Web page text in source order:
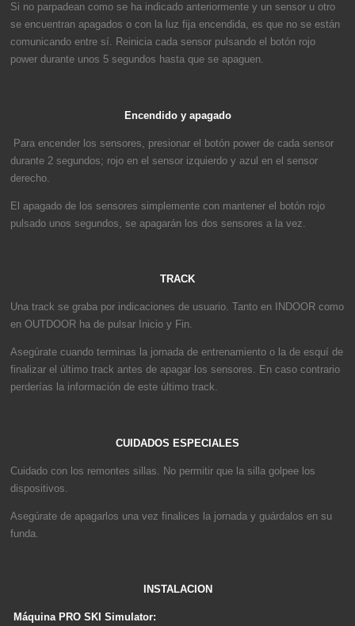
Si no parpadean como se ha indicado anteriormente y un sensor u otro
se encuentran apagados o con la luz fija encendida, es que no se están
comunicando entre sí. Reinicia cada sensor pulsando el botón rojo
power durante unos 5 segundos hasta que se apaguen.
Encendido y apagado
Para encender los sensores, presionar el botón power de cada sensor
durante 2 segundos; rojo en el sensor izquierdo y azul en el sensor
derecho.
El apagado de los sensores simplemente con mantener el botón rojo
pulsado unos segundos, se apagarán los dos sensores a la vez.
TRACK
Una track se graba por indicaciones de usuario. Tanto en INDOOR como
en OUTDOOR ha de pulsar Inicio y Fin.
Asegúrate cuando terminas la jornada de entrenamiento o la de esquí de
finalizar el último track antes de apagar los sensores. En caso contrario
perderías la información de este último track.
CUIDADOS ESPECIALES
Cuidado con los remontes sillas. No permitir que la silla golpee los
dispositivos.
Asegúrate de apagarlos una vez finalices la jornada y guárdalos en su
funda.
INSTALACION
Máquina PRO SKI Simulator: